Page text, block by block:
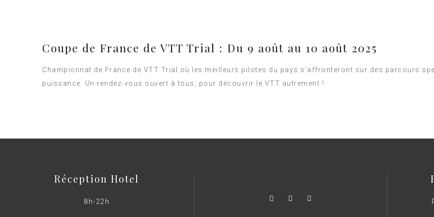
Coupe de France de VTT Trial : Du 9 août au 10 août 2025
Championnat de France de VTT Trial où les meilleurs pilotes du pays s’affronteront sur des parcours
puissance. Un rendez-vous ouvert à tous, pour découvrir le VTT autrement !
Réception Hotel
8h-22h